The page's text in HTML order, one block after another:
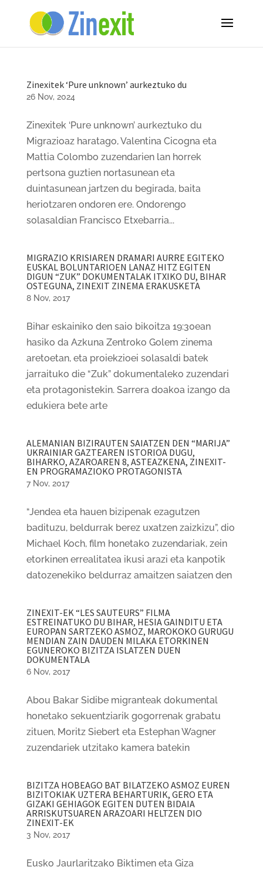
Zinexitek ‘Pure unknown’ aurkeztuko du
26 Nov, 2024
Zinexitek ‘Pure unknown’ aurkeztuko du
Migrazioaz haratago, Valentina Cicogna eta
Mattia Colombo zuzendarien lan horrek
pertsona guztien nortasunean eta
duintasunean jartzen du begirada, baita
heriotzaren ondoren ere. Ondorengo
solasaldian Francisco Etxebarria...
MIGRAZIO KRISIAREN DRAMARI AURRE EGITEKO
EUSKAL BOLUNTARIOEN LANAZ HITZ EGITEN
DIGUN “ZUK” DOKUMENTALAK ITXIKO DU, BIHAR
OSTEGUNA, ZINEXIT ZINEMA ERAKUSKETA
8 Nov, 2017
Bihar eskainiko den saio bikoitza 19:30ean
hasiko da Azkuna Zentroko Golem zinema
aretoetan, eta proiekzioei solasaldi batek
jarraituko die “Zuk” dokumentaleko zuzendari
eta protagonistekin. Sarrera doakoa izango da
edukiera bete arte
ALEMANIAN BIZIRAUTEN SAIATZEN DEN “MARIJA”
UKRAINIAR GAZTEAREN ISTORIOA DUGU,
BIHARKO, AZAROAREN 8, ASTEAZKENA, ZINEXIT-
EN PROGRAMAZIOKO PROTAGONISTA
7 Nov, 2017
“Jendea eta hauen bizipenak ezagutzen
badituzu, beldurrak berez uxatzen zaizkizu”, dio
Michael Koch, film honetako zuzendariak, zein
etorkinen errealitatea ikusi arazi eta kanpotik
datozenekiko beldurraz amaitzen saiatzen den
ZINEXIT-EK “LES SAUTEURS” FILMA
ESTREINATUKO DU BIHAR, HESIA GAINDITU ETA
EUROPAN SARTZEKO ASMOZ, MAROKOKO GURUGU
MENDIAN ZAIN DAUDEN MILAKA ETORKINEN
EGUNEROKO BIZITZA ISLATZEN DUEN
DOKUMENTALA
6 Nov, 2017
Abou Bakar Sidibe migranteak dokumental
honetako sekuentziarik gogorrenak grabatu
zituen, Moritz Siebert eta Estephan Wagner
zuzendariek utzitako kamera batekin
BIZITZA HOBEAGO BAT BILATZEKO ASMOZ EUREN
BIZITOKIAK UZTERA BEHARTURIK, GERO ETA
GIZAKI GEHIAGOK EGITEN DUTEN BIDAIA
ARRISKUTSUAREN ARAZOARI HELTZEN DIO
ZINEXIT-EK
3 Nov, 2017
Eusko Jaurlaritzako Biktimen eta Giza